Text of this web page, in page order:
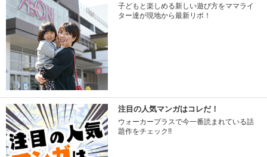
子どもと楽しめる新しい遊び方をママライ
ター達が現地から最新リポ！
注目の人気マンガはコレだ！
ウォーカープラスで今一番読まれている話
題作をチェック!!